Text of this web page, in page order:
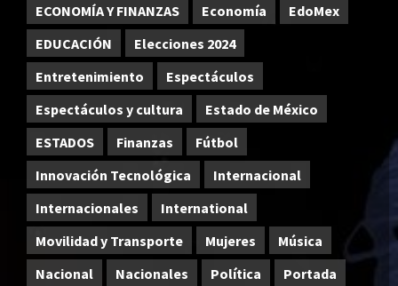
ECONOMÍA Y FINANZAS
Economía
EdoMex
EDUCACIÓN
Elecciones 2024
Entretenimiento
Espectáculos
Espectáculos y cultura
Estado de México
ESTADOS
Finanzas
Fútbol
Innovación Tecnológica
Internacional
Internacionales
International
Movilidad y Transporte
Mujeres
Música
Nacional
Nacionales Política
Portada